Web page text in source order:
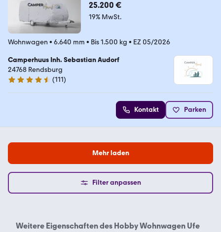
25.200 €
19% MwSt.
Wohnwagen • 6.640 mm • Bis 1.500 kg • EZ 05/2026
Camperhuus Inh. Sebastian Audorf
24768 Rendsburg
4.3 Sterne
(111)
Kontakt Parken
Mehr laden
Filter anpassen
Weitere Eigenschaften des Hobby Wohnwagen Ufe